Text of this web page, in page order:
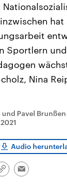
Anhalt
6.
das
aus
Berichte
Parteien
USA
den
mit
hat
Sportlern
Nina
und Pavel
Audio
Link
Email